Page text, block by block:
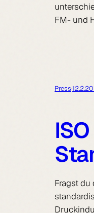
FM- und
Press·
Fragst du